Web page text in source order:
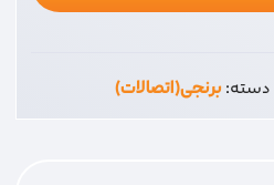
دسته:برنجی(اتصالات)